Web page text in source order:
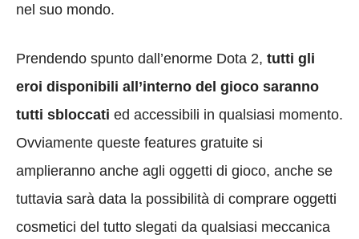
nel suo mondo.
Prendendo spunto dall’enorme Dota 2, tutti gli
eroi disponibili all’interno del gioco saranno
tutti sbloccati ed accessibili in qualsiasi momento.
Ovviamente queste features gratuite si
amplieranno anche agli oggetti di gioco, anche se
tuttavia sarà data la possibilità di comprare oggetti
cosmetici del tutto slegati da qualsiasi meccanica